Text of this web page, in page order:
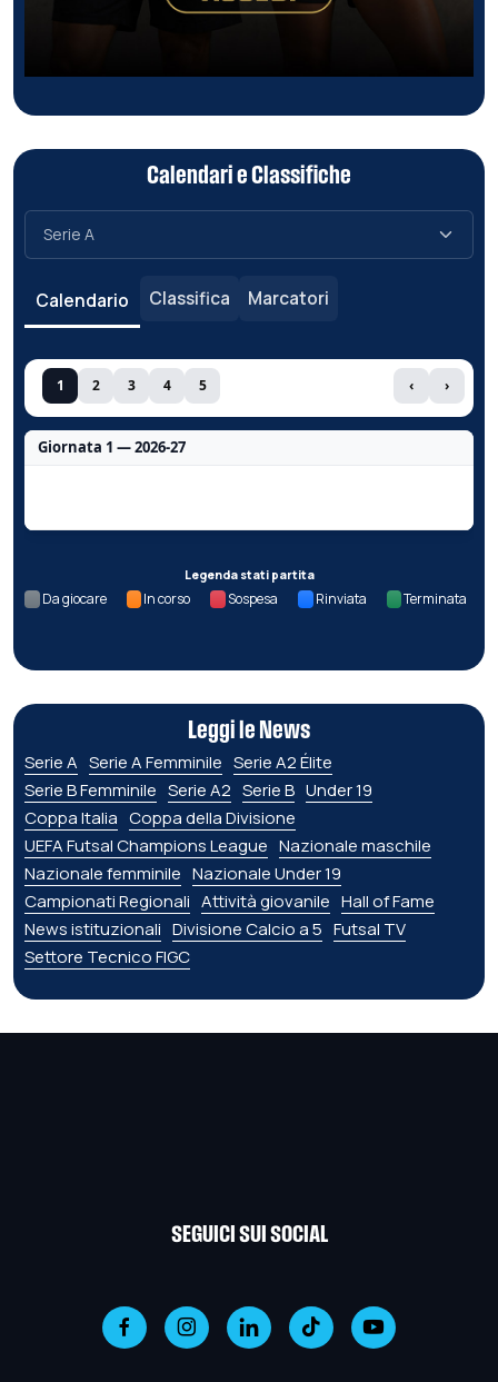
Calendari e Classifiche
Calendario Classifica Marcatori
1 2 3 4 5 ‹ ›
Giornata 1 — 2026-27
Legenda stati partita
Da giocare In corso Sospesa Rinviata Terminata
Leggi le News
Serie A Serie A Femminile Serie A2 Élite
Serie B Femminile Serie A2 Serie B Under 19
Coppa Italia Coppa della Divisione
UEFA Futsal Champions League Nazionale maschile
Nazionale femminile Nazionale Under 19
Campionati Regionali Attività giovanile Hall of Fame
News istituzionali Divisione Calcio a 5 Futsal TV
Settore Tecnico FIGC
SEGUICI SUI SOCIAL